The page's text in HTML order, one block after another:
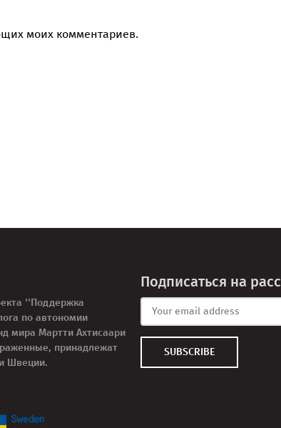
моих комментариев.
''Поддержка
по автономии
мира Мартти Ахтисаари
принадлежат
Швеции.
Подписаться на
SUBSCRIBE